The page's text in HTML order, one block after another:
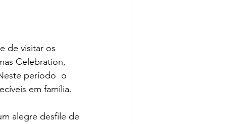
de visitar os
Celebration,
período  o
em família.
alegre desfile de